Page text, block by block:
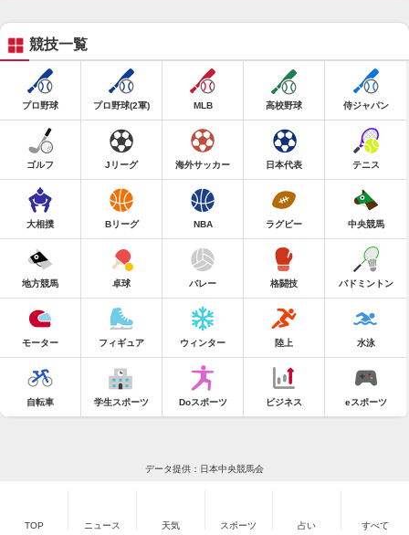
競技一覧
プロ野球 プロ野球(2軍) MLB 高校野球 侍ジャパン
ゴルフ Jリーグ 海外サッカー 日本代表 テニス
大相撲 Bリーグ NBA ラグビー 中央競馬
地方競馬 卓球 バレー 格闘技 バドミントン
モーター フィギュア ウィンター 陸上 水泳
自転車 学生スポーツ Doスポーツ ビジネス eスポーツ
データ提供：日本中央競馬会
TOP ニュース 天気 スポーツ 占い すべて